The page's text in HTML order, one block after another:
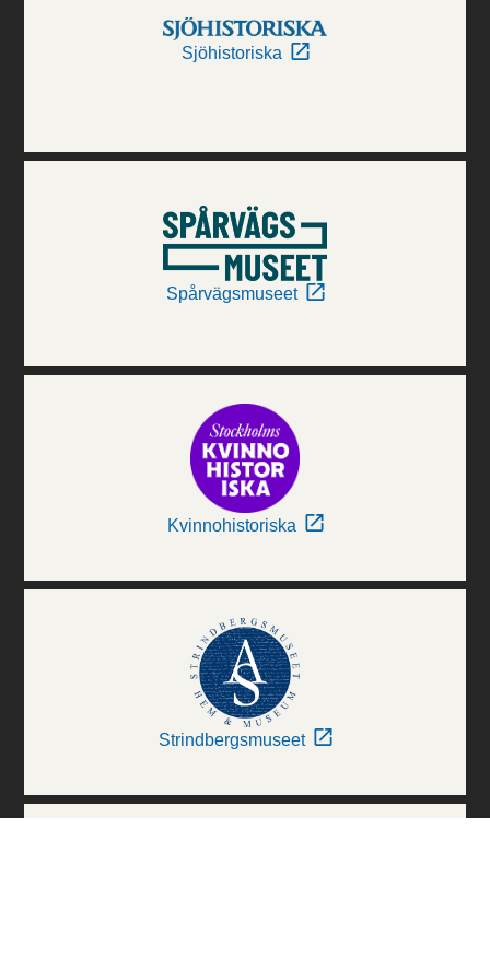
Sjöhistoriska
Spårvägsmuseet
Kvinnohistoriska
Strindbergsmuseet